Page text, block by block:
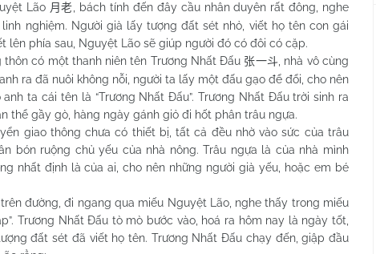
Lão 月老
, bách tính đến đây cầu nhân duyên rất đông, nghe
linh nghiệm. Người già lấy tượng đất sét nhỏ, viết họ tên con gái
lên phía sau, Nguyệt Lão sẽ giúp người đó có đôi có cặp.
có một thanh niên tên Trương Nhất Đấu 张一斗 , nhà vô cùng
ra đã nuôi không nỗi, người ta lấy một đấu gạo để đổi, cho nên
ta cái tên là “Trương Nhất Đấu”. Trương Nhất Đấu trời sinh ra
thể gầy gò, hàng ngày gánh giỏ đi hốt phân trâu ngựa.
thông chưa có thiết bị, tất cả đều nhờ vào sức của trâu
bón ruộng chủ yếu của nhà nông. Trâu ngựa là của nhà mình
nhất định là của ai, cho nên những người già yếu, hoặc em bé
đường, đi ngang qua miếu Nguyệt Lão, nghe thấy trong miếu
Trương Nhất Đấu tò mò bước vào, hoá ra hôm nay là ngày tốt,
đất sét đã viết họ tên. Trương Nhất Đấu chạy đến, giập đầu